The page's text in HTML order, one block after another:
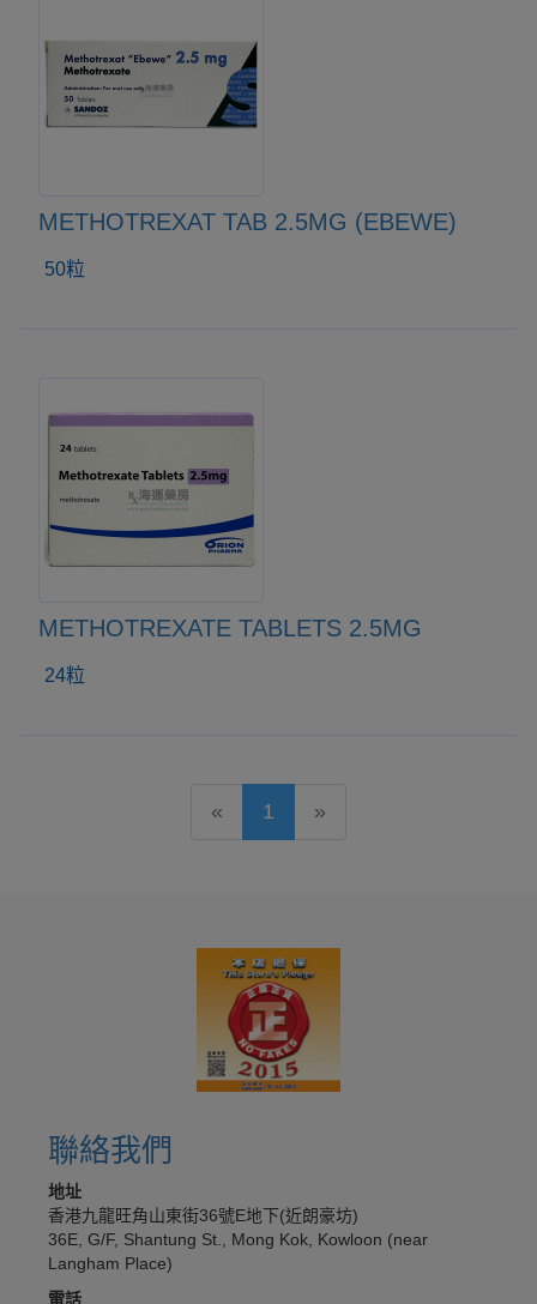
METHOTREXAT TAB 2.5MG (EBEWE)
50粒
METHOTREXATE TABLETS 2.5MG
24粒
« 1 »
聯絡我們
地址
香港九龍旺角山東街36號E地下(近朗豪坊)
36E, G/F, Shantung St., Mong Kok, Kowloon (near
Langham Place)
電話